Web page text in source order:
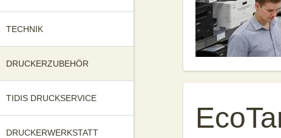
TECHNIK
DRUCKERZUBEHÖR
TIDIS DRUCKSERVICE
DRUCKERWERKSTATT